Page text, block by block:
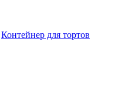
Контейнер для тортов